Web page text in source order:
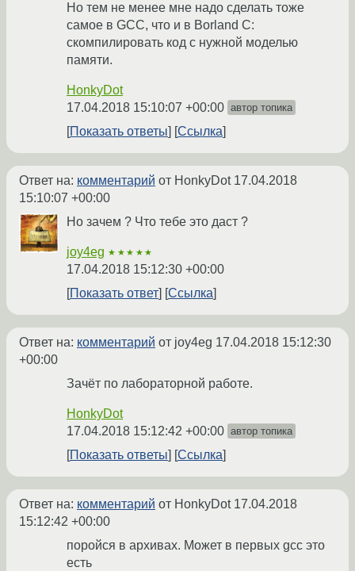
Но тем не менее мне надо сделать тоже
самое в GCC, что и в Borland C:
скомпилировать код с нужной моделью
памяти.
HonkyDot
17.04.2018 15:10:07 +00:00 автор топика
Показать ответы Ссылка
Ответ на: комментарий от HonkyDot 17.04.2018
15:10:07 +00:00
Но зачем ? Что тебе это даст ?
joy4eg ★★★★★
17.04.2018 15:12:30 +00:00
Показать ответ
Ссылка
Ответ на: комментарий от joy4eg 17.04.2018 15:12:30
+00:00
Зачёт по лабораторной работе.
HonkyDot
17.04.2018 15:12:42 +00:00 автор топика
Показать ответы Ссылка
Ответ на: комментарий от HonkyDot 17.04.2018
15:12:42 +00:00
поройся в архивах. Может в первых gcc это
есть